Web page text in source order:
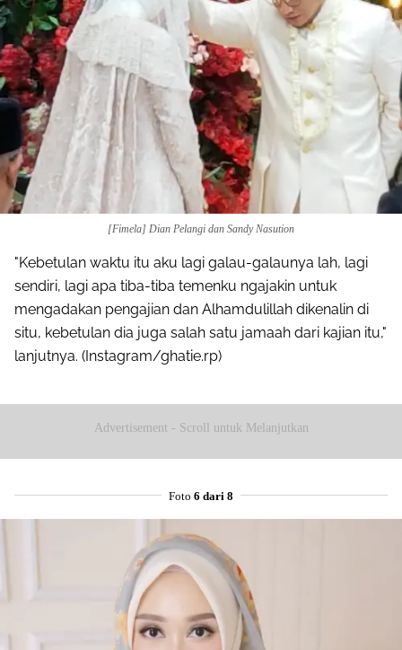
[Fimela] Dian Pelangi dan Sandy Nasution
"Kebetulan waktu itu aku lagi galau-galaunya lah, lagi
sendiri, lagi apa tiba-tiba temenku ngajakin untuk
mengadakan pengajian dan Alhamdulillah dikenalin di
situ, kebetulan dia juga salah satu jamaah dari kajian itu,"
lanjutnya. (Instagram/ghatie.rp)
Advertisement - Scroll untuk Melanjutkan
Foto 6 dari 8
Share to others
Pinterest
Mail